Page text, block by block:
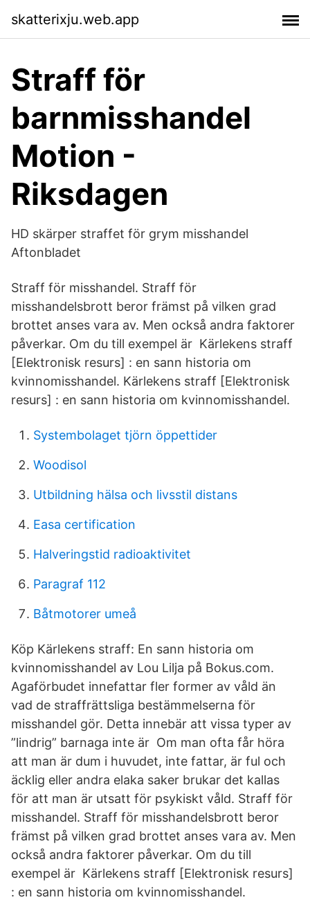
skatterixju.web.app
Straff för
barnmisshandel
Motion -
Riksdagen
HD skärper straffet för grym misshandel
Aftonbladet
Straff för misshandel. Straff för
misshandelsbrott beror främst på vilken grad
brottet anses vara av. Men också andra faktorer
påverkar. Om du till exempel är Kärlekens straff
[Elektronisk resurs] : en sann historia om
kvinnomisshandel. Kärlekens straff [Elektronisk
resurs] : en sann historia om kvinnomisshandel.
Systembolaget tjörn öppettider
Woodisol
Utbildning hälsa och livsstil distans
Easa certification
Halveringstid radioaktivitet
Paragraf 112
Båtmotorer umeå
Köp Kärlekens straff: En sann historia om
kvinnomisshandel av Lou Lilja på Bokus.com.
Agaförbudet innefattar fler former av våld än
vad de straffrättsliga bestämmelserna för
misshandel gör. Detta innebär att vissa typer av
”lindrig” barnaga inte är Om man ofta får höra
att man är dum i huvudet, inte fattar, är ful och
äcklig eller andra elaka saker brukar det kallas
för att man är utsatt för psykiskt våld. Straff för
misshandel. Straff för misshandelsbrott beror
främst på vilken grad brottet anses vara av. Men
också andra faktorer påverkar. Om du till
exempel är Kärlekens straff [Elektronisk resurs]
: en sann historia om kvinnomisshandel.